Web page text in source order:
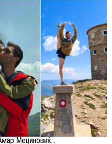
Мециновиќ...